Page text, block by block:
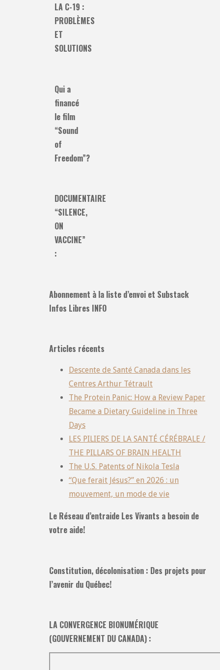
LA C-19 :
PROBLÈMES
ET
SOLUTIONS
Qui a
financé
le film
“Sound
of
Freedom”?
DOCUMENTAIRE
“SILENCE,
ON
VACCINE”
:
Abonnement à la liste d’envoi et Substack
Infos Libres INFO
Articles récents
Descente de Santé Canada dans les
Centres Arthur Tétrault
The Protein Panic: How a Review Paper
Became a Dietary Guideline in Three
Days
LES PILIERS DE LA SANTÉ CÉRÉBRALE /
THE PILLARS OF BRAIN HEALTH
The U.S. Patents of Nikola Tesla
“Que ferait Jésus?” en 2026 : un
mouvement, un mode de vie
Le Réseau d’entraide Les Vivants a besoin de
votre aide!
Constitution, décolonisation : Des projets pour
l’avenir du Québec!
LA CONVERGENCE BIONUMÉRIQUE
(GOUVERNEMENT DU CANADA) :